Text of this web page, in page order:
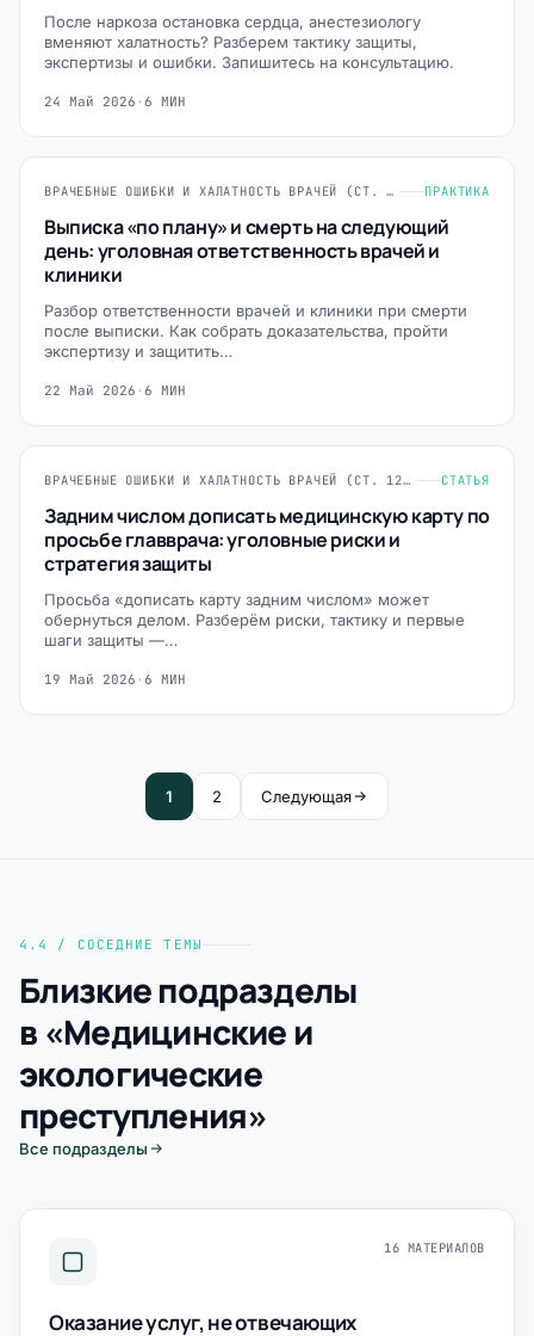
После наркоза остановка сердца, анестезиологу
вменяют халатность? Разберем тактику защиты,
экспертизы и ошибки. Запишитесь на консультацию.
24 Май 2026 · 6 МИН
ВРАЧЕБНЫЕ ОШИБКИ И ХАЛАТНОСТЬ ВРАЧЕЙ (СТ. 124, 235, 293 УК РФ) ПРАКТИКА
Выписка «по плану» и смерть на следующий
день: уголовная ответственность врачей и
клиники
Разбор ответственности врачей и клиники при смерти
после выписки. Как собрать доказательства, пройти
экспертизу и защитить…
22 Май 2026 · 6 МИН
ВРАЧЕБНЫЕ ОШИБКИ И ХАЛАТНОСТЬ ВРАЧЕЙ (СТ. 124, 235, 293 УК РФ) СТАТЬЯ
Задним числом дописать медицинскую карту по
просьбе главврача: уголовные риски и
стратегия защиты
Просьба «дописать карту задним числом» может
обернуться делом. Разберём риски, тактику и первые
шаги защиты —…
19 Май 2026 · 6 МИН
1 2 Следующая
4.4 / СОСЕДНИЕ ТЕМЫ
Близкие подразделы
в «Медицинские и
экологические
преступления»
Все подразделы
16 МАТЕРИАЛОВ
Оказание услуг, не отвечающих